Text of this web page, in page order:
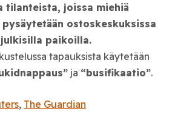
tilanteista, joissa miehiä
ostoskeskuksissa
paikoilla.
tapauksista käytetään
ja “busifikaatio”.
, The Guardian